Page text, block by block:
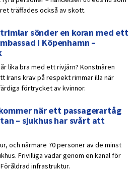
träffades också av skott.
sönder en koran med ett
i Köpenhamn –
lika bra med ett rivjärn? Konstnären
Irans krav på respekt rimmar illa när
förtrycket av kvinnor.
när ett passagerartåg
– sjukhus har svårt att
och närmare 70 personer av de minst
Frivilliga vadar genom en kanal för
infrastruktur.